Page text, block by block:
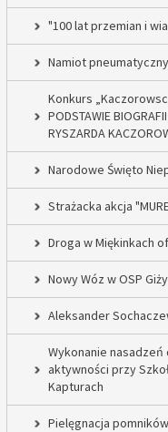
"100 lat przemian i
Namiot
Konkurs
PODSTAWIE
RYSZARDA
Narodowe Święto
Strażacka akcja
Droga w Miękinkach
Nowy Wóz w OSP
Aleksander
Wykonanie
aktywności przy
Kapturach
Pielęgnacja